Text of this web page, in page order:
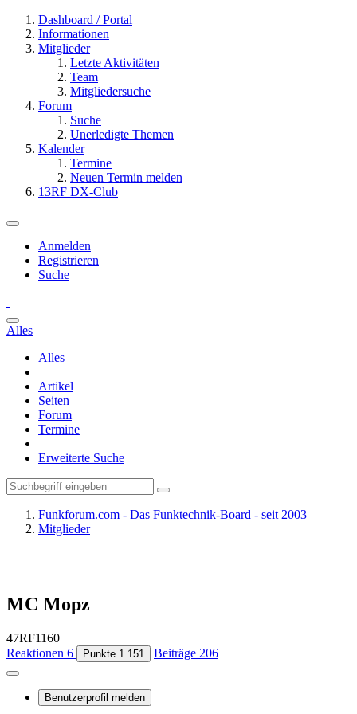
Dashboard / Portal
Informationen
Mitglieder
Letzte Aktivitäten
Team
Mitgliedersuche
Forum
Suche
Unerledigte Themen
Kalender
Termine
Neuen Termin melden
13RF DX-Club
Anmelden
Registrieren
Suche
Alles
Alles
Artikel
Seiten
Forum
Termine
Erweiterte Suche
Funkforum.com - Das Funktechnik-Board - seit 2003
Mitglieder
MC Mopz
47RF1160
Reaktionen 6 Punkte 1.151 Beiträge 206
Benutzerprofil melden